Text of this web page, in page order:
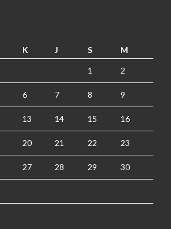
K J S M
1 2
6 7 8 9
13 14 15 16
20 21 22 23
27 28 29 30